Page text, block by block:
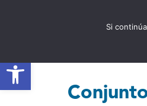
Abrir barra de
Si